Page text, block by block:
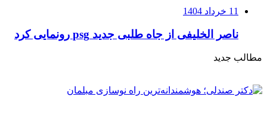
11 خرداد 1404
ناصر الخلیفی از جاه طلبی جدید psg رونمایی کرد
مطالب جدید